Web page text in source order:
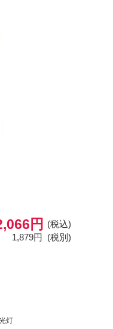
円
(税込)
1,879円 (税別)
灯